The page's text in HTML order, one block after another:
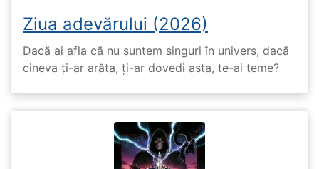
Ziua adevărului (2026)
Dacă ai afla că nu suntem singuri în univers, dacă
cineva ți-ar arăta, ți-ar dovedi asta, te-ai teme?